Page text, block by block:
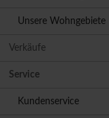
Unsere Wohngebiete
Verkäufe
Service
Kundenservice